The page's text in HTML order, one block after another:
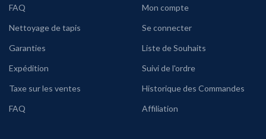
FAQ
Nettoyage de tapis
Garanties
Expédition
Taxe sur les ventes
FAQ
Mon compte
Se connecter
Liste de Souhaits
Suivi de l'ordre
Historique des Commandes
Affiliation